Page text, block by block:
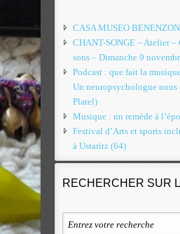
CASA MUSEO BENENZON
CHANT-SONGE – Atelier –
sons – Dimanche 9
Podcast : que fait la
Un neuropsychologue
Platel)
Musique : un remède à
Festival d’Arts et sports
à Ustaritz (64)
RECHERCHER SUR